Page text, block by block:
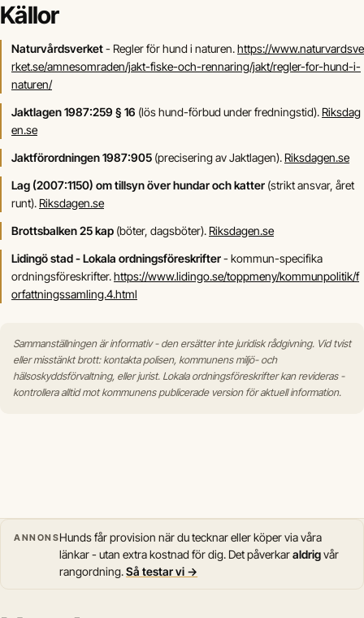
Källor
Naturvårdsverket- Regler för hund i naturen.https://www.naturvardsve
rket.se/amnesomraden/jakt-fiske-och-rennaring/jakt/regler-for-hund-i-
naturen/
Jaktlagen 1987:259 § 16 (lös hund-förbud under fredningstid). Riksdag
en.se
Jaktförordningen 1987:905 (precisering av Jaktlagen). Riksdagen.se
Lag (2007:1150) om tillsyn över hundar och katter (strikt ansvar, året
runt). Riksdagen.se
Brottsbalken 25 kap (böter, dagsböter). Riksdagen.se
Lidingö stad - Lokala ordningsföreskrifter- kommun-specifika
ordningsföreskrifter.https://www.lidingo.se/toppmeny/kommunpolitik/f
orfattningssamling.4.html
Sammanställningen är informativ - den ersätter inte juridisk rådgivning. Vid tvist
eller misstänkt brott: kontakta polisen, kommunens miljö- och
hälsoskyddsförvaltning, eller jurist. Lokala ordningsföreskrifter kan revideras -
kontrollera alltid mot kommunens publicerade version för aktuell information.
ANNONSHunds får provision när du tecknar eller köper via våra
länkar - utan extra kostnad för dig. Det påverkaraldrigvår
rangordning.Så testar vi →